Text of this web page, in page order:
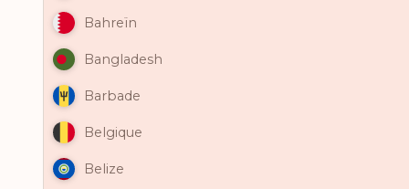
Bahreïn
Bangladesh
Barbade
Belgique
Belize